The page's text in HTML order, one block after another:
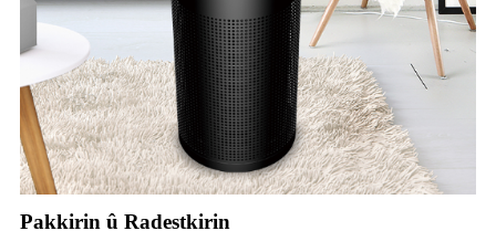
Pakkirin û Radestkirin